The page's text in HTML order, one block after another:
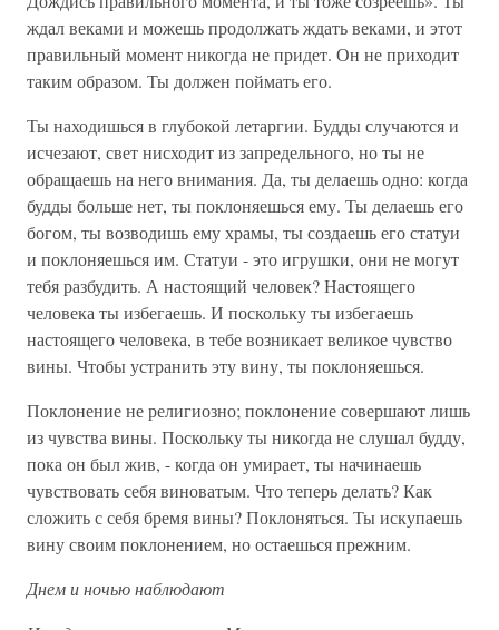
ждал веками и можешь продолжать ждать веками, и этот
правильный момент никогда не придет. Он не приходит
таким образом. Ты должен поймать его.
Ты находишься в глубокой летаргии. Будды случаются и
исчезают, свет нисходит из запредельного, но ты не
обращаешь на него внимания. Да, ты делаешь одно: когда
будды больше нет, ты поклоняешься ему. Ты делаешь его
богом, ты возводишь ему храмы, ты создаешь его статуи
и поклоняешься им. Статуи - это игрушки, они не могут
тебя разбудить. А настоящий человек? Настоящего
человека ты избегаешь. И поскольку ты избегаешь
настоящего человека, в тебе возникает великое чувство
вины. Чтобы устранить эту вину, ты поклоняешься.
Поклонение не религиозно; поклонение совершают лишь
из чувства вины. Поскольку ты никогда не слушал будду,
пока он был жив, - когда он умирает, ты начинаешь
чувствовать себя виноватым. Что теперь делать? Как
сложить с себя бремя вины? Поклоняться. Ты искупаешь
вину своим поклонением, но остаешься прежним.
Днем и ночью наблюдают